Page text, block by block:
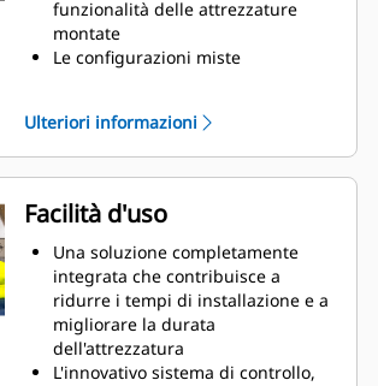
funzionalità delle attrezzature
montate
Le configurazioni miste
e prodotte per soddisfare le vostre
esigenze
Possibilità di convertire l'attacco S
standard in attacco S a
collegamento idraulico
Eseguite una varietà di operazioni
quali scavo, livellamento,
compattazione e altre ancora con
movimenti più precisi senza dover
riposizionare la macchina
Utilizzate il modulo a polipo senza
Ulteriori informazioni
Facilità d'uso
Una soluzione completamente
integrata che contribuisce a
ridurre i tempi di installazione e a
migliorare la durata
dell'attrezzatura
L'innovativo sistema di controllo,